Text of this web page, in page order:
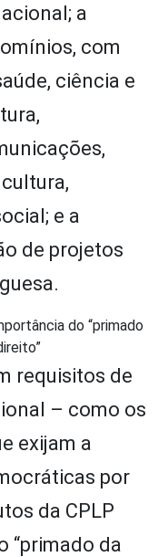
a
com
ciência e
e a
de projetos
do “primado
requisitos de
– como os
exijam a
por
da CPLP
“primado da